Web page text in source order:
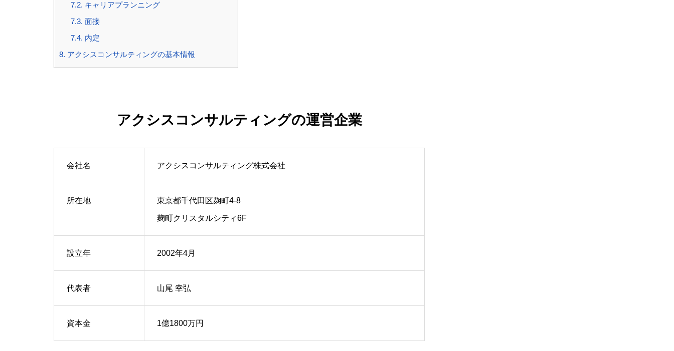
7.2. キャリアプランニング
7.3. 面接
7.4. 内定
8. アクシスコンサルティングの基本情報
アクシスコンサルティングの運営企業
会社名 アクシスコンサルティング株式会社
所在地 東京都千代田区麹町4-8
麹町クリスタルシティ6F
設立年 2002年4月
代表者 山尾 幸弘
資本金 1億1800万円